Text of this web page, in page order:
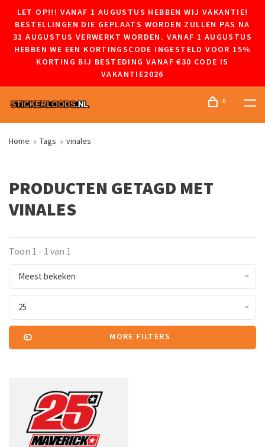
LET OP!!! VANAF 1 AUGUSTUS HEBBEN WIJ VAKANTIE!
BESTELLINGEN DIE GEPLAATS WORDEN ZULLEN PAS NA
31 AUGUSTUS VERWERKT WORDEN. VANAF 1 AUGUSTUS
HEBBEN WE EEN KORTINGSCODE INGESTELD VOOR 15%
KORTING BIJ BESTEDING VANAF €30 CODE IS
VAKANTIE2026
0
Home Tags vinales
PRODUCTEN GETAGD MET
VINALES
Toon 1 - 1 van 1
Meest bekeken
25
MORE FILTERS